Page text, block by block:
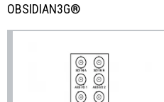
OBSIDIAN3G®